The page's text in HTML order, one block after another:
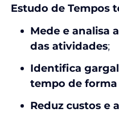
Estudo de Tempos
Mede e analisa
das atividades;
Identifica
tempo de
Reduz custos e